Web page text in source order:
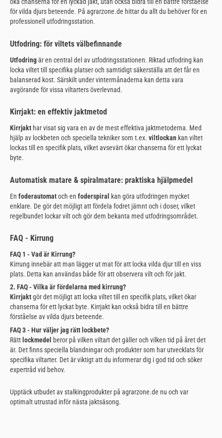
öka chanserna för en lyckad jakt, utan också bidra till en bättre förståelse
för vilda djurs beteende. På agrarzone.de hittar du allt du behöver för en
professionell utfodringsstation.
Utfodring: för viltets välbefinnande
Utfodringär en central del av utfodringsstationen. Riktad utfodring kan
locka viltet till specifika platser och samtidigt säkerställa att det får en
balanserad kost. Särskilt under vintermånaderna kan detta vara
avgörande för vissa viltarters överlevnad.
Kirrjakt: en effektiv jaktmetod
Kirrjakt har visat sig vara en av de mest effektiva jaktmetoderna. Med
hjälp av lockbeten och speciella tekniker som t.ex. viltlockan kan viltet
lockas till en specifik plats, vilket avsevärt ökar chanserna för ett lyckat
byte.
Automatisk matare & spiralmatare: praktiska hjälpmedel
En foderautomatoch en foderspiral
kan göra utfodringen mycket
enklare. De gör det möjligt att fördela fodret jämnt och i doser, vilket
regelbundet lockar vilt och gör dem bekanta med utfodringsområdet.
FAQ - Kirrung
FAQ 1 - Vad är Kirrung?
Kirrung innebär att man lägger ut mat för att locka vilda djur till en viss
plats. Detta kan användas både för att observera vilt och för jakt.
2. FAQ - Vilka är fördelarna med kirrung?
Kirrjaktgör det möjligt att locka viltet till en specifik plats, vilket ökar
chanserna för ett lyckat byte. Kirrjakt kan också bidra till en bättre
förståelse av vilda djurs beteende.
FAQ 3 - Hur väljer jag rätt lockbete?
Rätt lockmedel beror på vilken viltart det gäller och vilken tid på året det
är. Det finns speciella blandningar och produkter som har utvecklats för
specifika viltarter. Det är viktigt att du informerar dig i god tid och söker
expertråd vid behov.
Upptäck utbudet av stalkingprodukter på agrarzone.de nu och var
optimalt utrustad inför nästa jaktsäsong.